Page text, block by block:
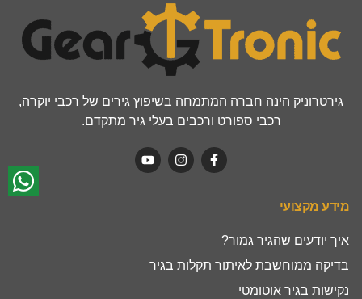
גירטרוניק הינה חברה המתמחה בשיפוץ גירים של רכבי יוקרה,
רכבי ספורט ורכבים בעלי גיר מתקדם.
מידע מקצועי
איך יודעים שהגיר גמור?
בדיקה ממוחשבת לאיתור תקלות בגיר
נקישות בגיר אוטומטי